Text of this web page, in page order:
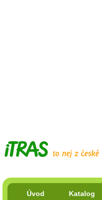
Úvod Katalog